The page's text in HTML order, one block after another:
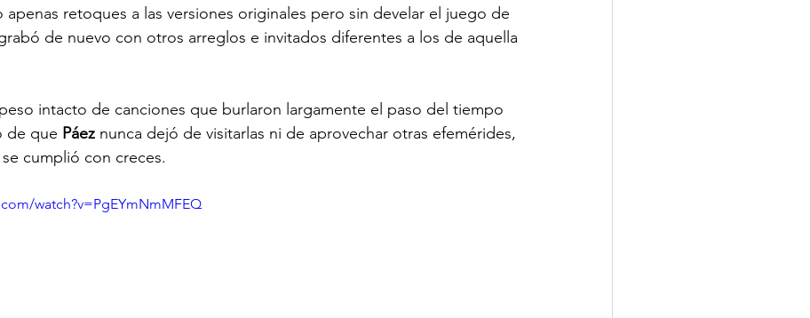
apenas retoques a las versiones originales pero sin develar el juego de
de nuevo con otros arreglos e invitados diferentes a los de aquella
intacto de canciones que burlaron largamente el paso del tiempo
de que Páez nunca dejó de visitarlas ni de aprovechar otras efemérides,
cumplió con creces.
watch?v=PgEYmNmMFEQ